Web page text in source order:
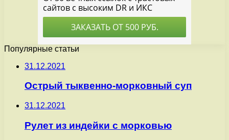
Популярные статьи
31.12.2021
Острый тыквенно-морковный суп
31.12.2021
Рулет из индейки с морковью